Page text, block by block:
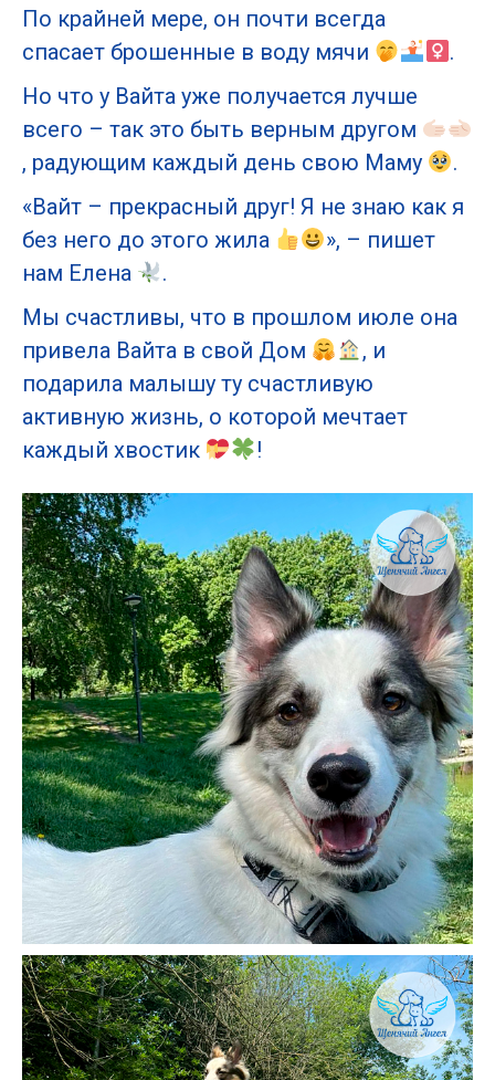
По крайней мере, он почти всегда
спасает брошенные в воду мячи
.
Но что у Вайта уже получается лучше
всего – так это быть верным другом
, радующим каждый день свою Маму
.
«Вайт – прекрасный друг! Я не знаю как я
без него до этого жила
», – пишет
нам Елена
.
Мы счастливы, что в прошлом июле она
привела Вайта в свой Дом
, и
подарила малышу ту счастливую
активную жизнь, о которой мечтает
каждый хвостик
!